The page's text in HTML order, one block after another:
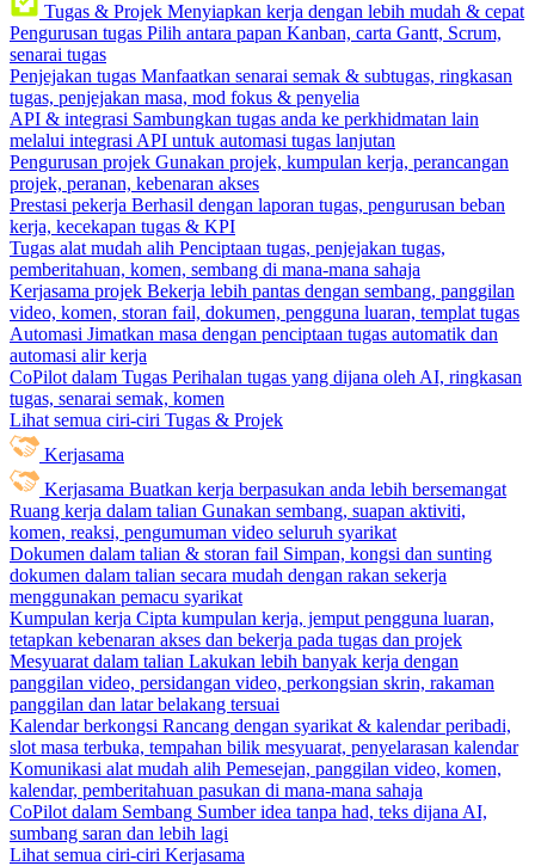
Tugas & Projek Menyiapkan kerja dengan lebih mudah & cepat
Pengurusan tugas Pilih antara papan Kanban, carta Gantt, Scrum,
senarai tugas
Penjejakan tugas Manfaatkan senarai semak & subtugas, ringkasan
tugas, penjejakan masa, mod fokus & penyelia
API & integrasi Sambungkan tugas anda ke perkhidmatan lain
melalui integrasi API untuk automasi tugas lanjutan
Pengurusan projek Gunakan projek, kumpulan kerja, perancangan
projek, peranan, kebenaran akses
Prestasi pekerja Berhasil dengan laporan tugas, pengurusan beban
kerja, kecekapan tugas & KPI
Tugas alat mudah alih Penciptaan tugas, penjejakan tugas,
pemberitahuan, komen, sembang di mana-mana sahaja
Kerjasama projek Bekerja lebih pantas dengan sembang, panggilan
video, komen, storan fail, dokumen, pengguna luaran, templat tugas
Automasi Jimatkan masa dengan penciptaan tugas automatik dan
automasi alir kerja
CoPilot dalam Tugas Perihalan tugas yang dijana oleh AI, ringkasan
tugas, senarai semak, komen
Lihat semua ciri-ciri Tugas & Projek
Kerjasama
Kerjasama Buatkan kerja berpasukan anda lebih bersemangat
Ruang kerja dalam talian Gunakan sembang, suapan aktiviti,
komen, reaksi, pengumuman video seluruh syarikat
Dokumen dalam talian & storan fail Simpan, kongsi dan sunting
dokumen dalam talian secara mudah dengan rakan sekerja
menggunakan pemacu syarikat
Kumpulan kerja Cipta kumpulan kerja, jemput pengguna luaran,
tetapkan kebenaran akses dan bekerja pada tugas dan projek
Mesyuarat dalam talian Lakukan lebih banyak kerja dengan
panggilan video, persidangan video, perkongsian skrin, rakaman
panggilan dan latar belakang tersuai
Kalendar berkongsi Rancang dengan syarikat & kalendar peribadi,
slot masa terbuka, tempahan bilik mesyuarat, penyelarasan kalendar
Komunikasi alat mudah alih Pemesejan, panggilan video, komen,
kalendar, pemberitahuan pasukan di mana-mana sahaja
CoPilot dalam Sembang Sumber idea tanpa had, teks dijana AI,
sumbang saran dan lebih lagi
Lihat semua ciri-ciri Kerjasama